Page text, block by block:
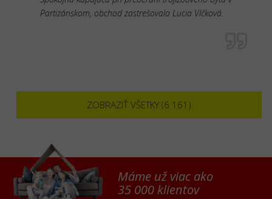
Partizánskom, obchod zastrešovala Lucia Vlčková.
ZOBRAZIŤ VŠETKY (6 161)
Máme už viac ako
35 000 klientov